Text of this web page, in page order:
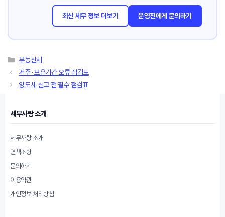
최신 세무 정보 더보기 운영진에게 문의하기
카
테
리
부동산세
거주·보유기간 오류 점검표
양도세 신고 전 필수 점검표
세무사랑 소개
세무사랑 소개
면책조항
문의하기
이용약관
개인정보 처리방침